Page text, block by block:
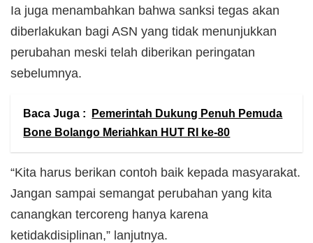
Ia juga menambahkan bahwa sanksi tegas akan
diberlakukan bagi ASN yang tidak menunjukkan
perubahan meski telah diberikan peringatan
sebelumnya.
Baca Juga :
Pemerintah Dukung Penuh Pemuda
Bone Bolango Meriahkan HUT RI ke-80
“Kita harus berikan contoh baik kepada masyarakat.
Jangan sampai semangat perubahan yang kita
canangkan tercoreng hanya karena
ketidakdisiplinan,” lanjutnya.